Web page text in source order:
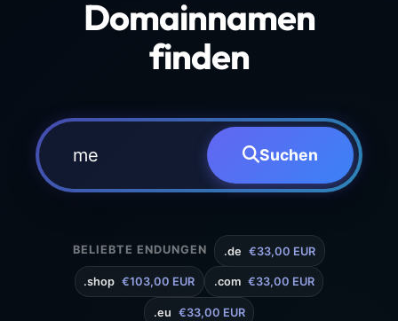
Domainnamen
finden
Suchen
BELIEBTE ENDUNGEN .de €33,00 EUR
.shop €103,00 EUR .com €33,00 EUR
.eu €33,00 EUR